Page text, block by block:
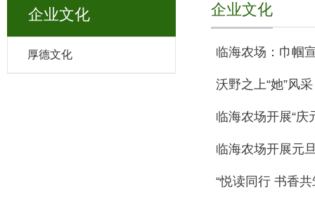
企业文化
厚德文化
企业文化
临海农场：巾帼
沃野之上“她”风
临海农场开展“庆
临海农场开展元
“悦读同行 书香